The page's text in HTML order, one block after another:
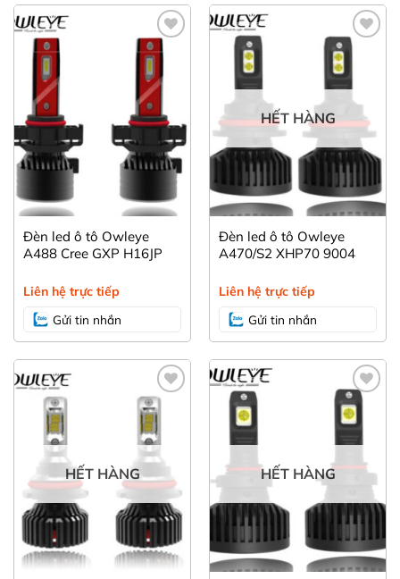
Yêu
Đèn led ô tô Owleye
A488 Cree GXP H16JP
Liên hệ trực tiếp
Gửi tin nhắn
HẾT HÀNG
Đèn led ô tô Owleye
A470/S2 XHP70 9004
Liên hệ trực tiếp
Gửi tin nhắn
thích
HẾT HÀNG
Yêu
thích
HẾT HÀNG